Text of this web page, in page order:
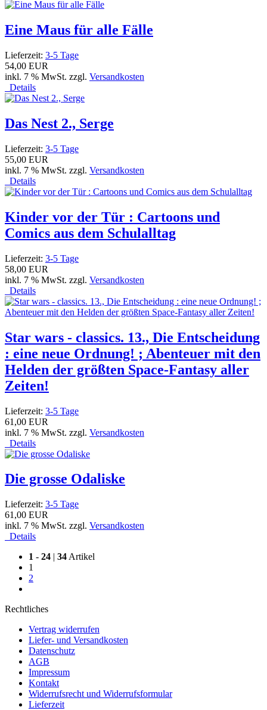
Eine Maus für alle Fälle
Lieferzeit: 3-5 Tage
54,00 EUR
inkl. 7 % MwSt. zzgl. Versandkosten
Details
Das Nest 2., Serge
Lieferzeit: 3-5 Tage
55,00 EUR
inkl. 7 % MwSt. zzgl. Versandkosten
Details
Kinder vor der Tür : Cartoons und
Comics aus dem Schulalltag
Lieferzeit: 3-5 Tage
58,00 EUR
inkl. 7 % MwSt. zzgl. Versandkosten
Details
Star wars - classics. 13., Die Entscheidung
: eine neue Ordnung! ; Abenteuer mit den
Helden der größten Space-Fantasy aller
Zeiten!
Lieferzeit: 3-5 Tage
61,00 EUR
inkl. 7 % MwSt. zzgl. Versandkosten
Details
Die grosse Odaliske
Lieferzeit: 3-5 Tage
61,00 EUR
inkl. 7 % MwSt. zzgl. Versandkosten
Details
1 - 24 | 34 Artikel
1
2
Rechtliches
Vertrag widerrufen
Liefer- und Versandkosten
Datenschutz
AGB
Impressum
Kontakt
Widerrufsrecht und Widerrufsformular
Lieferzeit